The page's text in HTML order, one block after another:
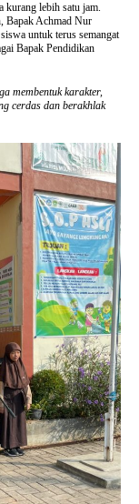
kurang lebih satu jam.
Bapak Achmad Nur
untuk terus semangat
Bapak Pendidikan
membentuk karakter,
cerdas dan berakhlak